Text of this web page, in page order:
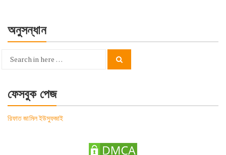
অনুসন্ধান
Search
ফেসবুক পেজ
রিফাত জামিল ইউসুফজাই